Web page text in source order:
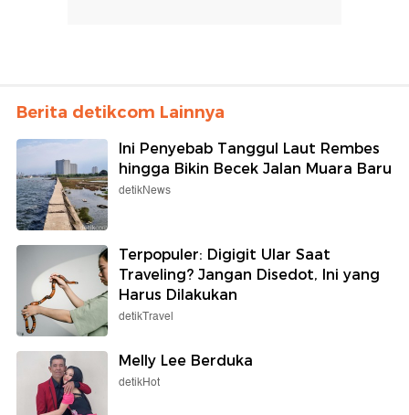
Berita detikcom Lainnya
Ini Penyebab Tanggul Laut Rembes
hingga Bikin Becek Jalan Muara Baru
detikNews
Terpopuler: Digigit Ular Saat
Traveling? Jangan Disedot, Ini yang
Harus Dilakukan
detikTravel
Melly Lee Berduka
detikHot